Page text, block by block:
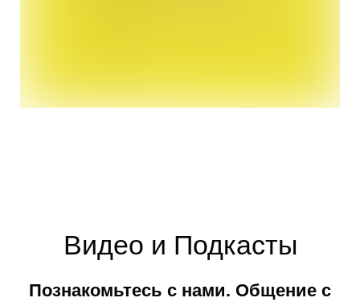
Видео и Подкасты
Познакомьтесь с нами. Общение с